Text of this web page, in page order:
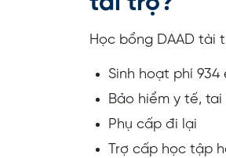
Học bổng DAAD tài
Sinh hoạt phí
Bảo hiểm y tế, tai
Phụ cấp đi lại
Trợ cấp học tập